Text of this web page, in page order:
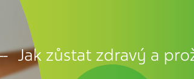
Jak zůstat zdravý a